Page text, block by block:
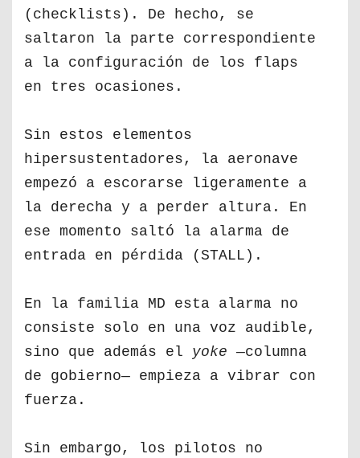
(checklists). De hecho, se
saltaron la parte correspondiente
a la configuración de los flaps
en tres ocasiones.
Sin estos elementos
hipersustentadores, la aeronave
empezó a escorarse ligeramente a
la derecha y a perder altura. En
ese momento saltó la alarma de
entrada en pérdida (STALL).
En la familia MD esta alarma no
consiste solo en una voz audible,
sino que además el yoke —columna
de gobierno— empieza a vibrar con
fuerza.
Sin embargo, los pilotos no